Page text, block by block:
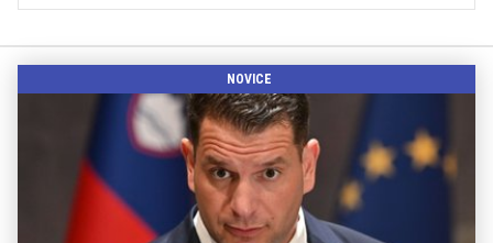
NOVICE